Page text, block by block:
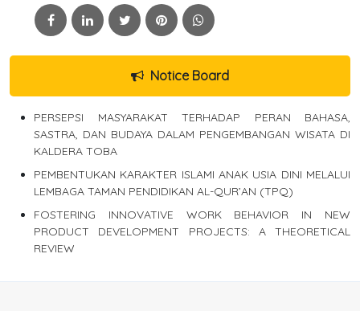
Notice Board
PERSEPSI MASYARAKAT TERHADAP PERAN BAHASA,
SASTRA, DAN BUDAYA DALAM PENGEMBANGAN WISATA DI
KALDERA TOBA
PEMBENTUKAN KARAKTER ISLAMI ANAK USIA DINI MELALUI
LEMBAGA TAMAN PENDIDIKAN AL-QUR’AN (TPQ)
FOSTERING INNOVATIVE WORK BEHAVIOR IN NEW
PRODUCT DEVELOPMENT PROJECTS: A THEORETICAL
REVIEW